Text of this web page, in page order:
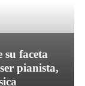
faceta
pianista,